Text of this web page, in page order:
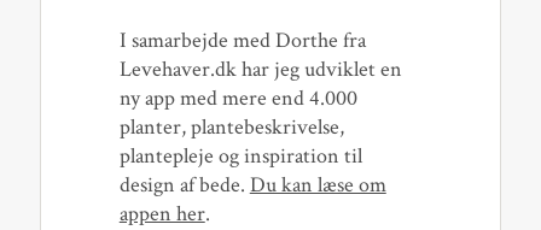
I samarbejde med Dorthe fra
Levehaver.dk har jeg udviklet en
ny app med mere end 4.000
planter, plantebeskrivelse,
plantepleje og inspiration til
design af bede. Du kan læse om
appen her.